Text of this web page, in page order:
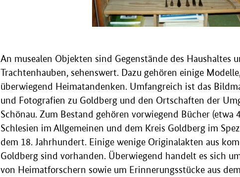
An musealen Objekten sind Gegenstände des Haushaltes
Trachtenhauben, sehenswert. Dazu gehören einige
überwiegend Heimatandenken. Umfangreich ist das
und Fotografien zu Goldberg und den Ortschaften der
Schönau. Zum Bestand gehören vorwiegend Bücher
Schlesien im Allgemeinen und dem Kreis Goldberg im
dem 18. Jahrhundert. Einige wenige Originalakten aus
Goldberg sind vorhanden. Überwiegend handelt es sich
von Heimatforschern sowie um Erinnerungsstücke aus